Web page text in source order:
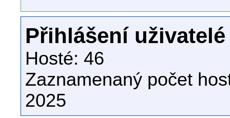
Přihlášení uživatelé
Hosté: 46
Zaznamenaný počet
2025